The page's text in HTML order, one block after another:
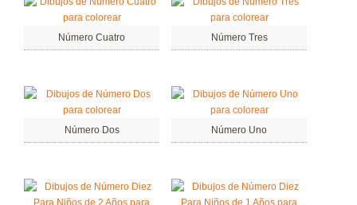
Número Cuatro Número Tres
Número Dos Número Uno